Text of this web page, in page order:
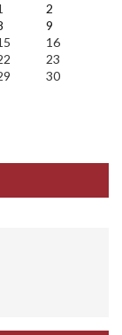
2
9
16
23
30